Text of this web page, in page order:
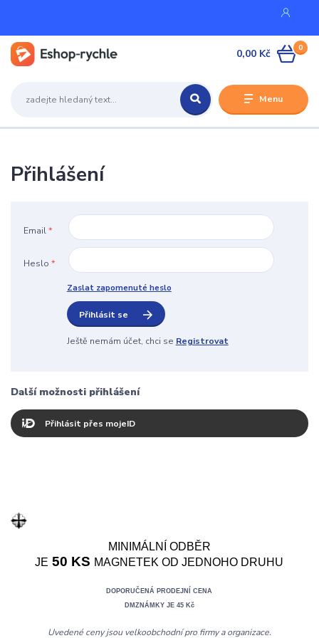
Menu
0
0,00 Kč
MINIMÁLNÍ ODBĚR
JE 50 KS MAGNETEK OD JEDNOHO DRUHU
DOPORUČENÁ PRODEJNÍ CENA
DMZNÁMKY JE 45 Kč
Uvedené ceny jsou velkoobchodní pro firmy a organizace.
Přihlášení
Email*
Heslo *
Zaslat zapomenuté heslo
Přihlásit se
Ještě nemám účet, chci se Registrovat
Další možnosti přihlášení
Přihlásit přes mojeID